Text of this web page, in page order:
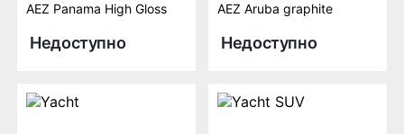
AEZ Panama High Gloss
Недоступно
AEZ Aruba graphite
Недоступно